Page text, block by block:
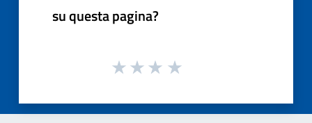
su questa pagina?